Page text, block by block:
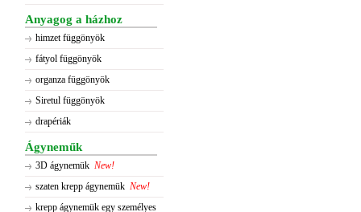
Anyagog a házhoz
himzet függönyök
fátyol függönyök
organza függönyök
Siretul függönyök
drapériák
Ágyneműk
3D ágynemük New!
szaten krepp ágynemük New!
krepp ágynemük egy személyes